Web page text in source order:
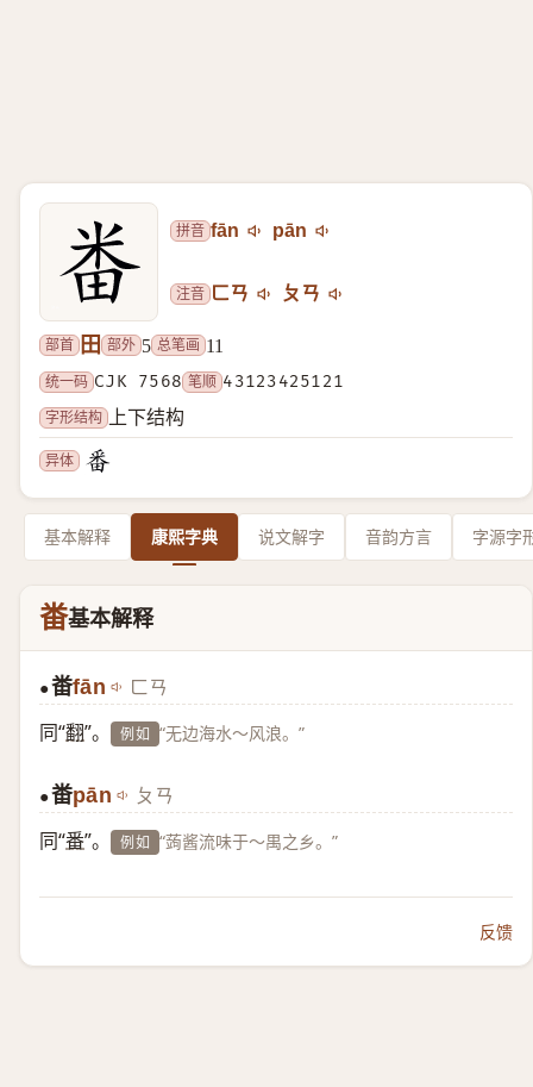
拼音 fān pān
注音 ㄈㄢ ㄆㄢ
部首 田 部外 5 总笔画 11
统一码 CJK 7568 笔顺 43123425121
字形结构
上下结构
异体
基本解释 康熙字典 说文解字 音韵方言 字源字
畨基本解释
●畨fān ㄈㄢ
同“翻”。 例如 “无边海水～风浪。”
●畨pān ㄆㄢ
同“番”。 例如 “蒟酱流味于～禺之乡。”
反馈